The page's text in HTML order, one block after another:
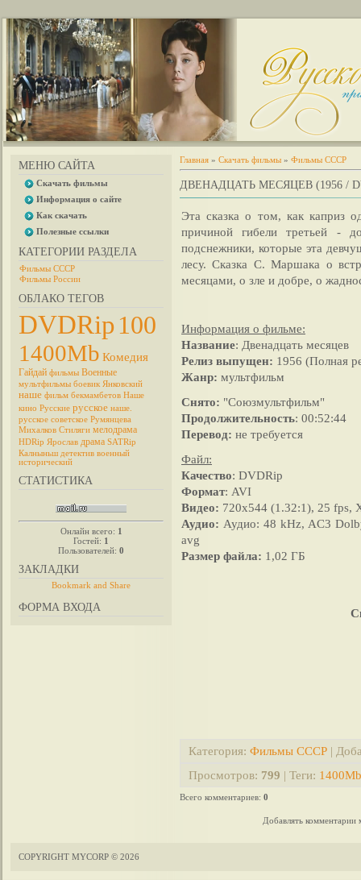
МЕНЮ САЙТА
Скачать фильмы
Информация о сайте
Как скачать
Полезные ссылки
КАТЕГОРИИ РАЗДЕЛА
Фильмы СССР
Фильмы России
ОБЛАКО ТЕГОВ
DVDRip100
1400Mb Комедия
Гайдай фильмы Военные
мультфильмы боевик Янковский
наше фильм бекмамбетов Наше
кино Русские русское наше.
русское советское Румянцева
Михалков Стиляги мелодрама
HDRip Ярослав драма SATRip
Калныньш детектив военный
исторический
СТАТИСТИКА
Онлайн всего: 1
Гостей: 1
Пользователей: 0
ЗАКЛАДКИ
ФОРМА ВХОДА
Главная » Скачать фильмы » Фильмы СССР
ДВЕНАДЦАТЬ МЕСЯЦЕВ (1956 /
Эта сказка о том, как каприз
причиной гибели третьей -
подснежники, которые эта
лесу. Сказка С. Маршака о
месяцами, о зле и добре, о
Информация о фильме:
Название: Двенадцать месяцев
Релиз выпущен: 1956 (Полная
Жанр: мультфильм
Снято: "Союзмультфильм"
Продолжительность: 00:52:44
Перевод: не требуется
Файл:
Качество: DVDRip
Формат: AVI
Видео: 720x544 (1.32:1), 25 fps,
Аудио: Аудио: 48 kHz, AC3
avg
Размер файла: 1,02 ГБ
Категория: Фильмы СССР |
Просмотров: 799 | Теги: 1400Mb
Всего комментариев: 0
Добавлять комментарии
COPYRIGHT MYCORP © 2026